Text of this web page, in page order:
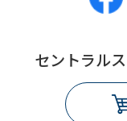
セントラル